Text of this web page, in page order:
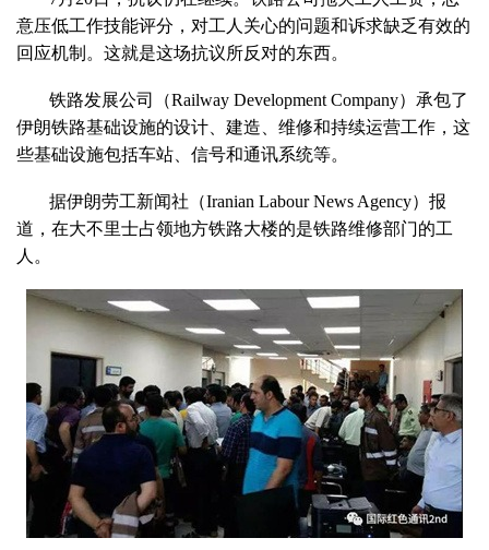
意压低工作技能评分，对工人关心的问题和诉求缺乏有效的
回应机制。这就是这场抗议所反对的东西。
铁路发展公司（Railway Development Company）承包了
伊朗铁路基础设施的设计、建造、维修和持续运营工作，这
些基础设施包括车站、信号和通讯系统等。
据伊朗劳工新闻社（Iranian Labour News Agency）报
道，在大不里士占领地方铁路大楼的是铁路维修部门的工
人。